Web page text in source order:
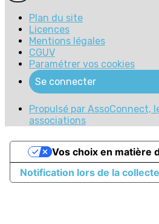
Plan du site
Licences
Mentions légales
CGUV
Paramétrer vos cookies
Se connecter
Propulsé par AssoConnect,
associations
Notification lors de la collecte
Vos choix en matière